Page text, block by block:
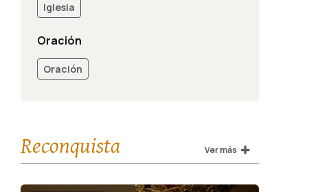
Iglesia
Oración
Oración
Reconquista Ver más